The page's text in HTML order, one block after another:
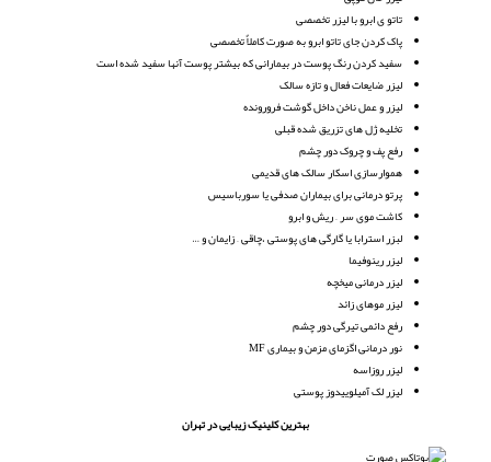
تاتو ی ابرو با لیزر تخصصی
پاک کردن جای تاتو ابرو به صورت کاملاٌ تخصصی
سفید کردن رنگ پوست در بیمارانی که بیشتر پوست آنها سفید شده است
لیزر ضایعات فعال و تازه سالک
لیزر و عمل ناخن داخل گوشت فرورونده
تخلیه ژل های تزریق شده قبلی
رفع پف و چروک دور چشم
هموارسازی اسکار سالک های قدیمی
پرتو درمانی برای بیماران صدفی یا سورباسیس
کاشت موی سر – ریش و ابرو
لبزر استرابا یا گارگی های پوستی ،چاقی – زایمان و …
لیزر رینوفیما
لیزر درمانی میخچه
لیزر موهای زائد
رفع دائمی تیرگی دور چشم
نور درمانی اگزمای مزمن و بیماری MF
لیزر روزاسه
لیزر لک آمیلوییدوز پوستی
بهترین کلینیک زیبایی در تهران